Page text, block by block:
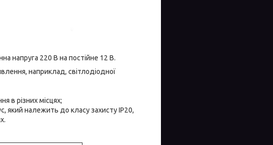
напруга 220 В на постійне 12 В.
наприклад, світлодіодної
в різних місцях;
який належить до класу захисту IP20,